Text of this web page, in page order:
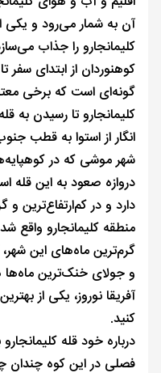
آن به شمار می‌رود و یکی
کلیمانجارو را جذاب
کوهنوردان از ابتدای سفر
گونه‌ای است که برخی
کلیمانجارو تا رسیدن به
انگار از استوا به قطب
شهر موشی که در
دارد و در کم‌ارتفاع‌ترین
منطقه کلیمانجارو واقع
گرم‌ترین ماه‌های این
و جولای خنک‌ترین ماه‌ها
آفریقا نوروز، یکی از
کنید.
درباره خود قله
فصلی در این کوه چندان